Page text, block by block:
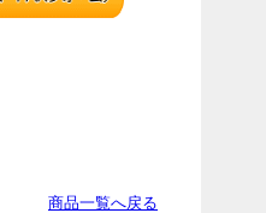
商品一覧へ戻る